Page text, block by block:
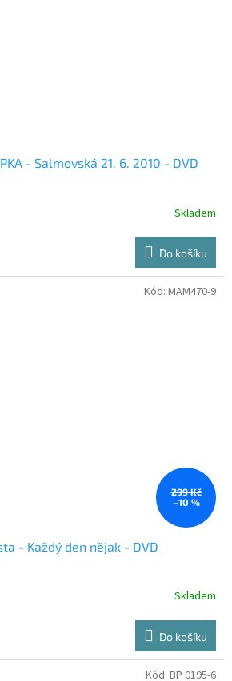
- Salmovská 21. 6. 2010 - DVD
Skladem
Do košíku
299 Kč
–10 %
- Každý den nějak - DVD
Skladem
Do košíku
Kód: MAM470-9
Kód: BP 0195-6